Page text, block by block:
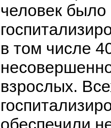
человек было
в том числе
взрослых.
обеспечили